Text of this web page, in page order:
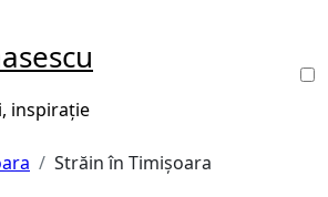
inspirație
Străin în Timișoara